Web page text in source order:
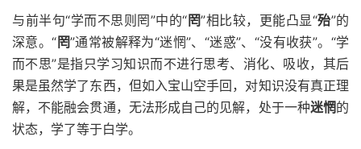
与前半句“学而不思则罔”中的“ 罔”相比较，更能凸显“殆”的
深意。“ 罔”通常被解释为“迷惘”、“迷惑”、“没有收获”。“学
而不思”是指只学习知识而不进行思考、消化、吸收，其后
果是虽然学了东西，但如入宝山空手回，对知识没有真正理
解，不能融会贯通，无法形成自己的见解，处于一种迷惘的
状态，学了等于白学。